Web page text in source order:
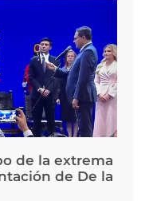
de la extrema
de De la